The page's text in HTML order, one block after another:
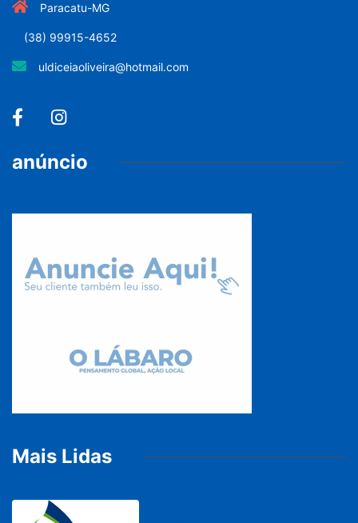
Paracatu-MG
(38) 99915-4652
uldiceiaoliveira@hotmail.com
anúncio
Mais Lidas